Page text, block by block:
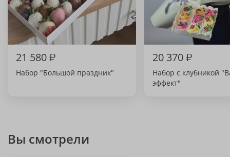
21 580₽
Набор "Большой праздник"
20 370₽
Набор с клубникой
эффект"
Вы смотрели